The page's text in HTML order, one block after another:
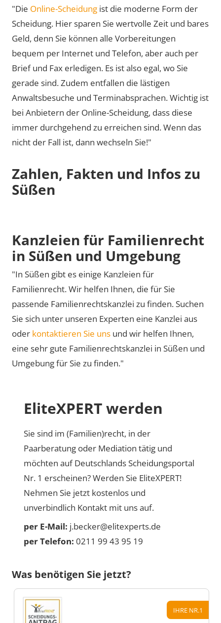
"Die Online-Scheidung ist die moderne Form der
Scheidung. Hier sparen Sie wertvolle Zeit und bares
Geld, denn Sie können alle Vorbereitungen
bequem per Internet und Telefon, aber auch per
Brief und Fax erledigen. Es ist also egal, wo Sie
gerade sind. Zudem entfallen die lästigen
Anwaltsbesuche und Terminabsprachen. Wichtig ist
bei Anbietern der Online-Scheidung, dass diese
immer durchgehend zu erreichen sind. Wenn das
nicht der Fall ist, dann wechseln Sie!"
Zahlen, Fakten und Infos zu
Süßen
Kanzleien für Familienrecht
in Süßen und Umgebung
"In Süßen gibt es einige Kanzleien für
Familienrecht. Wir helfen Ihnen, die für Sie
passende Familienrechtskanzlei zu finden. Suchen
Sie sich unter unseren Experten eine Kanzlei aus
oder kontaktieren Sie uns und wir helfen Ihnen,
eine sehr gute Familienrechtskanzlei in Süßen und
Umgebung für Sie zu finden."
EliteXPERT werden
Sie sind im (Familien)recht, in der
Paarberatung oder Mediation tätig und
möchten auf Deutschlands Scheidungsportal
Nr. 1 erscheinen? Werden Sie EliteXPERT!
Nehmen Sie jetzt kostenlos und
unverbindlich Kontakt mit uns auf.
per E-Mail: j.becker@elitexperts.de
per Telefon: 0211 99 43 95 19
Was benötigen Sie jetzt?
IHRE NR.1